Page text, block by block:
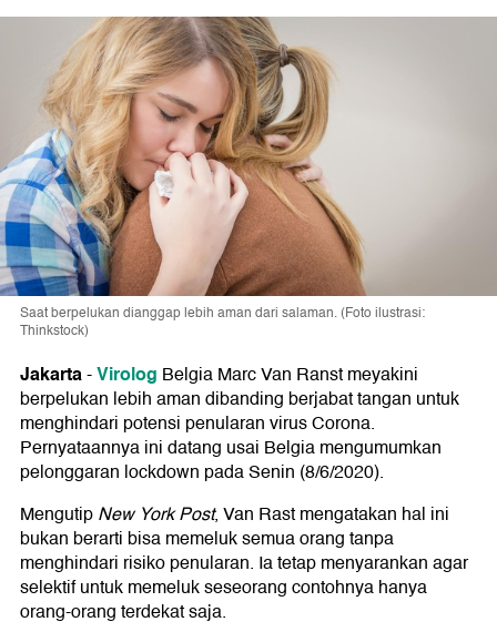
Saat berpelukan dianggap lebih aman dari salaman. (Foto ilustrasi:
Thinkstock)
Jakarta-Virolog Belgia Marc Van Ranst meyakini
berpelukan lebih aman dibanding berjabat tangan untuk
menghindari potensi penularan virus Corona.
Pernyataannya ini datang usai Belgia mengumumkan
pelonggaran lockdown pada Senin (8/6/2020).
MengutipNew York Post, Van Rast mengatakan hal ini
bukan berarti bisa memeluk semua orang tanpa
menghindari risiko penularan. Ia tetap menyarankan agar
selektif untuk memeluk seseorang contohnya hanya
orang-orang terdekat saja.